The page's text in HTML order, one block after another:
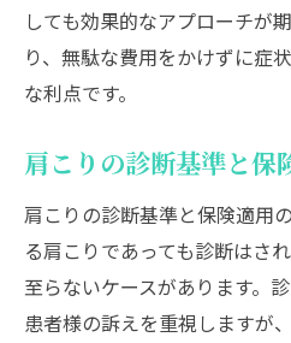
しても効果的なアプローチが
り、無駄な費用をかけずに症
な利点です。
肩こりの診断基準と保
肩こりの診断基準と保険適用
る肩こりであっても診断はさ
至らないケースがあります。
患者様の訴えを重視しますが